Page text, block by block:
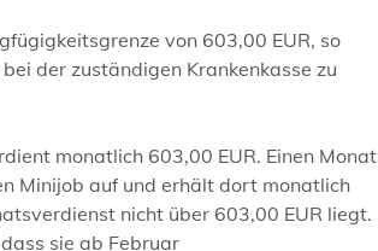
von 603,00 EUR, so
der zuständigen Krankenkasse zu
monatlich 603,00 EUR. Einen Monat
Minijob auf und erhält dort monatlich
nicht über 603,00 EUR liegt.
sie ab Februar